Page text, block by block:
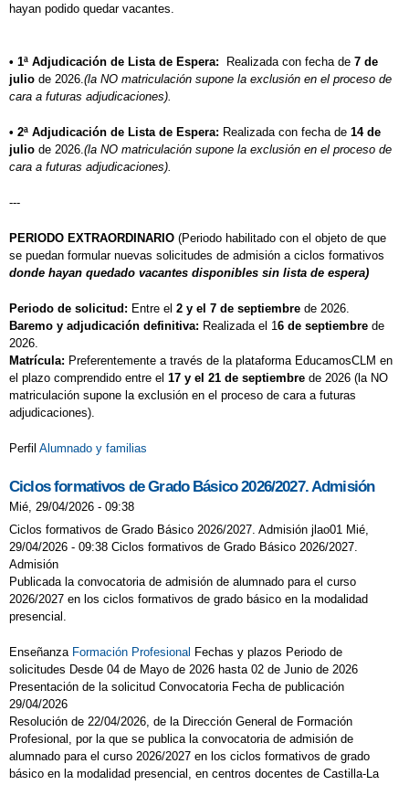
hayan podido quedar vacantes.
• 1ª Adjudicación de Lista de Espera: Realizada con fecha de 7 de
julio de 2026.(la NO matriculación supone la exclusión en el proceso de
cara a futuras adjudicaciones).
• 2ª Adjudicación de Lista de Espera: Realizada con fecha de 14 de
julio de 2026.(la NO matriculación supone la exclusión en el proceso de
cara a futuras adjudicaciones).
---
PERIODO EXTRAORDINARIO (Periodo habilitado con el objeto de que
se puedan formular nuevas solicitudes de admisión a ciclos formativos
donde hayan quedado vacantes disponibles sin lista de espera)
Periodo de solicitud: Entre el 2 y el 7 de septiembre de 2026.
Baremo y adjudicación definitiva: Realizada el 16 de septiembre de
2026.
Matrícula: Preferentemente a través de la plataforma EducamosCLM en
el plazo comprendido entre el 17 y el 21 de septiembre de 2026 (la NO
matriculación supone la exclusión en el proceso de cara a futuras
adjudicaciones).
Perfil Alumnado y familias
Ciclos formativos de Grado Básico 2026/2027. Admisión
Mié, 29/04/2026 - 09:38
Ciclos formativos de Grado Básico 2026/2027. Admisión jlao01 Mié,
29/04/2026 - 09:38 Ciclos formativos de Grado Básico 2026/2027.
Admisión
Publicada la convocatoria de admisión de alumnado para el curso
2026/2027 en los ciclos formativos de grado básico en la modalidad
presencial.
Enseñanza Formación Profesional Fechas y plazos Periodo de
solicitudes Desde 04 de Mayo de 2026 hasta 02 de Junio de 2026
Presentación de la solicitud Convocatoria Fecha de publicación
29/04/2026
Resolución de 22/04/2026, de la Dirección General de Formación
Profesional, por la que se publica la convocatoria de admisión de
alumnado para el curso 2026/2027 en los ciclos formativos de grado
básico en la modalidad presencial, en centros docentes de Castilla-La